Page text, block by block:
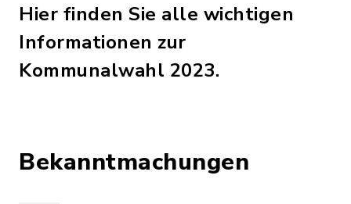
Hier finden Sie alle wichtigen
Informationen zur
Kommunalwahl 2023.
Bekanntmachungen